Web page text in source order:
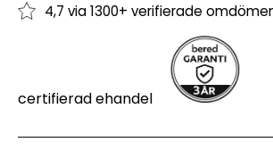
4,7 via 1300+ verifierade
certifierad ehandel